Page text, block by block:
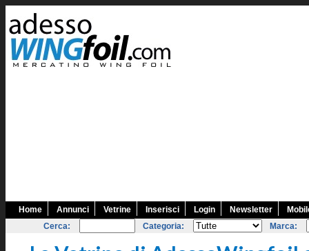
Home Annunci Vetrine Inserisci Login Newsletter
Cerca:
Categoria: Marca: